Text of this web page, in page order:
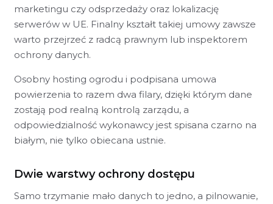
marketingu czy odsprzedaży oraz lokalizację
serwerów w UE. Finalny kształt takiej umowy zawsze
warto przejrzeć z radcą prawnym lub inspektorem
ochrony danych.
Osobny hosting ogrodu i podpisana umowa
powierzenia to razem dwa filary, dzięki którym dane
zostają pod realną kontrolą zarządu, a
odpowiedzialność wykonawcy jest spisana czarno na
białym, nie tylko obiecana ustnie.
Dwie warstwy ochrony dostępu
Samo trzymanie mało danych to jedno, a pilnowanie,